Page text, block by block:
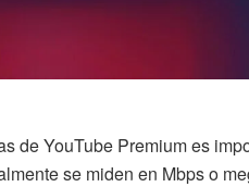
de YouTube Premium es
se miden en Mbps o